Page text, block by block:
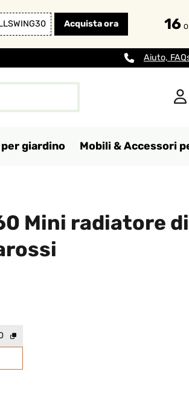
Acquista ora 16 O
Aiuto,
giardino Mobili & Accessori
Mini radiatore di